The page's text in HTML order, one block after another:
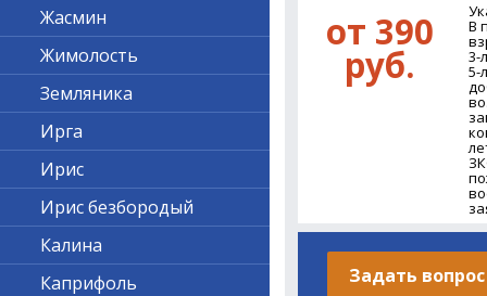
от 390
руб.
В
3-
5-
Задать вопрос
Жасмин
Жимолость
Земляника
Ирга
Ирис
Ирис безбородый
Калина
Каприфоль